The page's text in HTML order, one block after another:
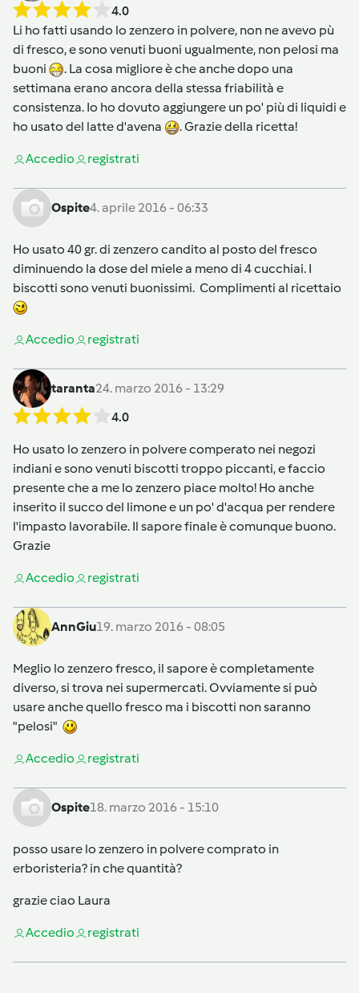
4.0
Li ho fatti usando lo zenzero in polvere, non ne avevo pù
di fresco, e sono venuti buoni ugualmente, non pelosi ma
buoni
. La cosa migliore è che anche dopo una
settimana erano ancora della stessa friabilità e
consistenza. Io ho dovuto aggiungere un po' più di liquidi e
ho usato del latte d'avena
. Grazie della ricetta!
Accedio registrati
Ospite4. aprile 2016 - 06:33
Ho usato 40 gr. di zenzero candito al posto del fresco
diminuendo la dose del miele a meno di 4 cucchiai. I
biscotti sono venuti buonissimi. Complimenti al ricettaio
Accedio registrati
taranta24. marzo 2016 - 13:29
4.0
Ho usato lo zenzero in polvere comperato nei negozi
indiani e sono venuti biscotti troppo piccanti, e faccio
presente che a me lo zenzero piace molto! Ho anche
inserito il succo del limone e un po' d'acqua per rendere
l'impasto lavorabile. Il sapore finale è comunque buono.
Grazie
Accedio registrati
AnnGiu19. marzo 2016 - 08:05
Meglio lo zenzero fresco, il sapore è completamente
diverso, si trova nei supermercati. Ovviamente si può
usare anche quello fresco ma i biscotti non saranno
"pelosi"
Accedio registrati
Ospite18. marzo 2016 - 15:10
posso usare lo zenzero in polvere comprato in
erboristeria? in che quantità?
grazie ciao Laura
Accedio registrati